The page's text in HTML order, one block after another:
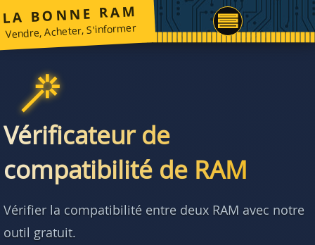
LA BONNE RAM
Vendre, Acheter, S'informer
Vérificateur de
compatibilité de RAM
Vérifier la compatibilité entre deux RAM avec notre
outil gratuit.